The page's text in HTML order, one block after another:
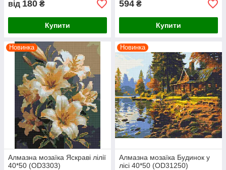
від 180 ₴
Купити
594 ₴
Купити
Новинка
Алмазна мозаїка Яскраві лілії
40*50 (OD3303)
Новинка
Алмазна мозаїка Будинок у
лісі 40*50 (OD31250)